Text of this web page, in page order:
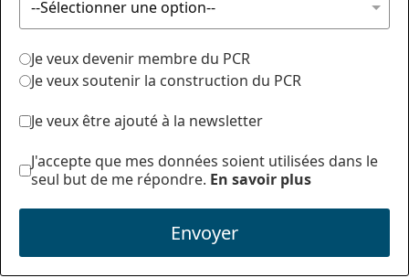
Je veux devenir membre du PCR
Je veux soutenir la construction du PCR
Je veux être ajouté à la newsletter
J'accepte que mes données soient utilisées dans le
seul but de me répondre. En savoir plus
Envoyer